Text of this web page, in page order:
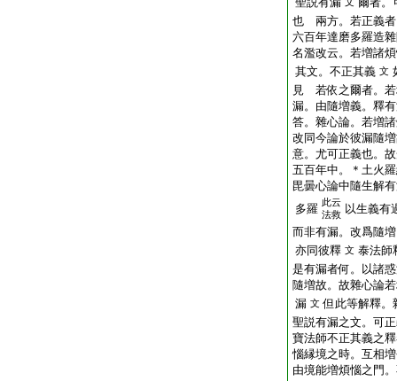
也 兩方。若正義
六百年達磨多羅造
名濫改云。若増諸
其文。不正其義 文
見 若依之爾者。
漏。由隨増義。釋
答。雜心論。若増
改同今論於彼漏隨
意。尤可正義也。
五百年中。＊土火
毘曇心論中隨生解
多羅 此云
法救 以生義有
而非有漏。改爲隨
亦同彼釋 文 泰法師
是有漏者何。以諸
隨増故。故雜心論
漏 文 但此等解釋。
聖説有漏之文。可
寶法師不正其義之
惱縁境之時。互相
由境能増煩惱之門